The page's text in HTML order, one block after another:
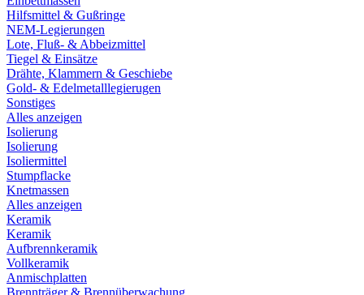
Hilfsmittel & Gußringe
NEM-Legierungen
Lote, Fluß- & Abbeizmittel
Tiegel & Einsätze
Drähte, Klammern & Geschiebe
Gold- & Edelmetalllegierugen
Sonstiges
Alles anzeigen
Isolierung
Isolierung
Isoliermittel
Stumpflacke
Knetmassen
Alles anzeigen
Keramik
Keramik
Aufbrennkeramik
Vollkeramik
Anmischplatten
Brennträger & Brennüberwachung